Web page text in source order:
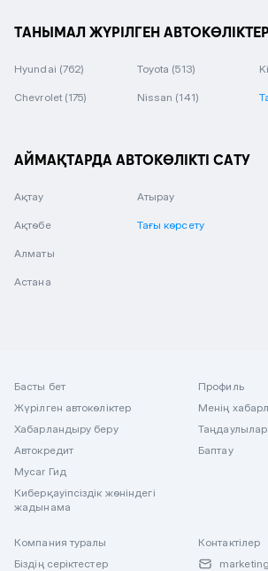
ТАНЫМАЛ ЖҮРІЛГЕН АВТОКӨЛІКТЕР
Hyundai (762) Toyota (513)
Chevrolet (175) Nissan (141)
АЙМАҚТАРДА АВТОКӨЛІКТІ САТУ
Ақтау
Ақтөбе
Алматы
Астана
Атырау
Тағы көрсету
Басты бет
Жүрілген автокөліктер
Хабарландыру беру
Автокредит
Mycar Гид
Киберқауіпсіздік жөніндегі
жадынама
Профиль
Менің
Таңдаулылар
Баптау
Компания туралы
Біздің серіктестер
Контактілер